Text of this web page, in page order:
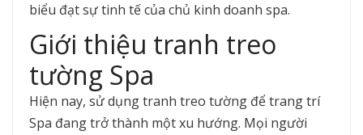
biểu đạt sự tinh tế của chủ kinh doanh spa.
Giới thiệu tranh treo
tường Spa
Hiện nay, sử dụng tranh treo tường để trang trí
Spa đang trở thành một xu hướng. Mọi người